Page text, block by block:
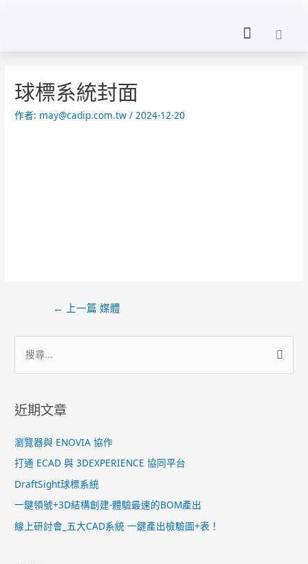
球標系統封面
作者: may@cadip.com.tw /2024-12-20
← 上一篇 媒體
近期文章
瀏覽器與 ENOVIA 協作
打通 ECAD 與 3DEXPERIENCE 協同平台
DraftSight球標系統
一鍵領號+3D結構創建-體驗最速的BOM產出
線上研討會_五大CAD系統 一鍵產出檢驗圖+表！